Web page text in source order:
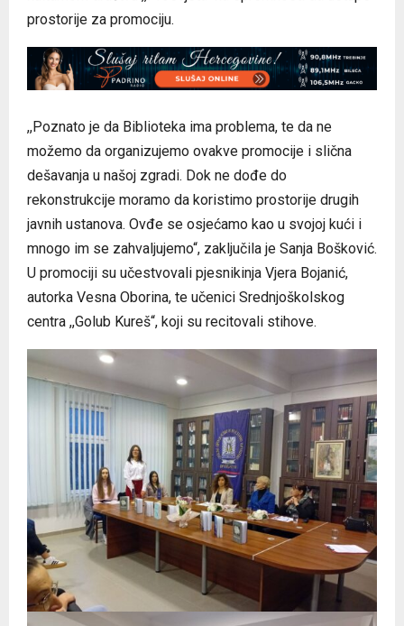
prostorije za promociju.
,,Poznato je da Biblioteka ima problema, te da ne
možemo da organizujemo ovakve promocije i slična
dešavanja u našoj zgradi. Dok ne dođe do
rekonstrukcije moramo da koristimo prostorije drugih
javnih ustanova. Ovđe se osjećamo kao u svojoj kući i
mnogo im se zahvaljujemo“, zaključila je Sanja Bošković.
U promociji su učestvovali pjesnikinja Vjera Bojanić,
autorka Vesna Oborina, te učenici Srednjoškolskog
centra ,,Golub Kureš“, koji su recitovali stihove.